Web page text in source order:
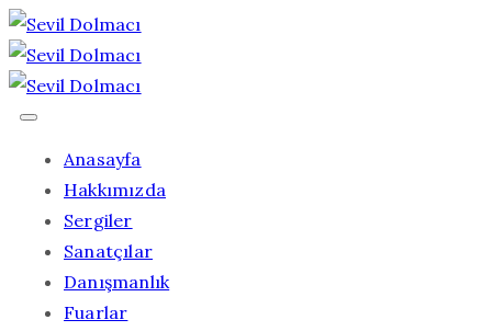
Anasayfa
Hakkımızda
Sergiler
Sanatçılar
Danışmanlık
Fuarlar